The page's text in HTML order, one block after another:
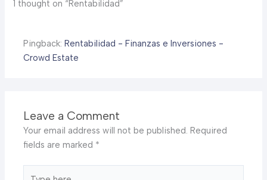
1 thought on “Rentabilidad”
Pingback: Rentabilidad - Finanzas e Inversiones -
Crowd Estate
Leave a Comment
Your email address will not be published. Required
fields are marked *